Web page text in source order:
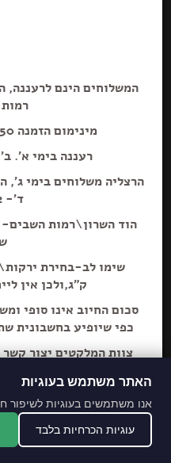
זחוק תימני אדום חריף
המשלוחים הינם לרעננה,
מינימום הזמנה 250 ש"ח, עלות משלוח:
רעננה בימי א'. ב',
הרצליה משלוחים בימי
ד'- 32 ש"ח
שימו לב-בחירת
ק"ג,ולכן אין
סכום החיוב אינו סופי
כפי שיופיע בחשבונית
צוות המלקטים יצור
מובחרת!
*האתר והמקום עם
האתר משתמש בעוגיות
אנו משתמשים בעוגיות לשיפור
עוגיות הכרחיות בלבד